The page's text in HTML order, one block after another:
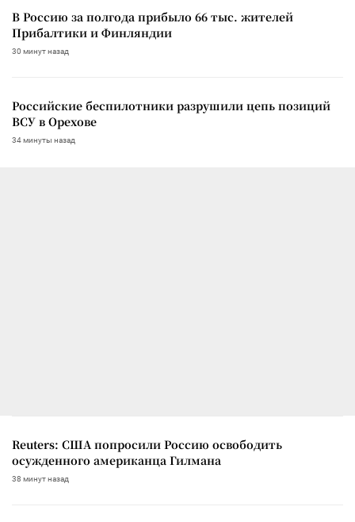
В Россию за полгода прибыло 66 тыс. жителей
Прибалтики и Финляндии
30 минут назад
Российские беспилотники разрушили цепь позиций
ВСУ в Орехове
34 минуты назад
Reuters: США попросили Россию освободить
осужденного американца Гилмана
38 минут назад